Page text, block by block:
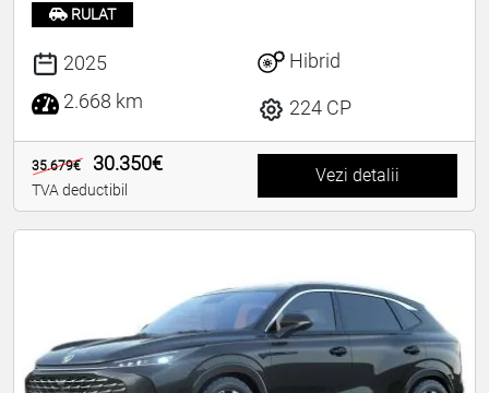
RULAT
2025
2.668 km
Hibrid
224 CP
35.679€ 30.350€
TVA deductibil
Vezi detalii